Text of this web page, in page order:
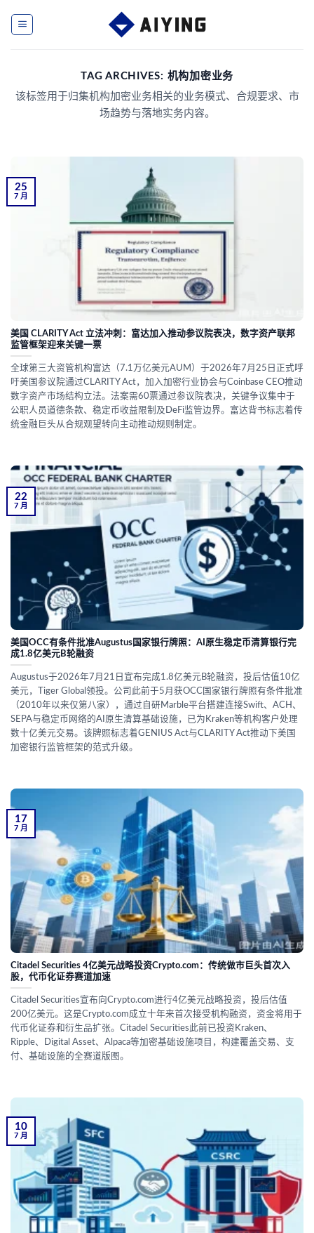
TAG ARCHIVES: 机构加密业务
该标签用于归集机构加密业务相关的业务模式、合规要求、市
场趋势与落地实务内容。
美国 CLARITY Act 立法冲刺：富达加入推动参议院表决，数字资产联邦
监管框架迎来关键一票
全球第三大资管机构富达（7.1万亿美元AUM）于2026年7月25日正式呼
吁美国参议院通过CLARITY Act，加入加密行业协会与Coinbase CEO推动
数字资产市场结构立法。法案需60票通过参议院表决，关键争议集中于
公职人员道德条款、稳定币收益限制及DeFi监管边界。富达背书标志着传
统金融巨头从合规观望转向主动推动规则制定。
25
7 月
美国OCC有条件批准Augustus国家银行牌照：AI原生稳定币清算银行完
成1.8亿美元B轮融资
Augustus于2026年7月21日宣布完成1.8亿美元B轮融资，投后估值10亿
美元，Tiger Global领投。公司此前于5月获OCC国家银行牌照有条件批准
（2010年以来仅第八家），通过自研Marble平台搭建连接Swift、ACH、
SEPA与稳定币网络的AI原生清算基础设施，已为Kraken等机构客户处理
数十亿美元交易。该牌照标志着GENIUS Act与CLARITY Act推动下美国
加密银行监管框架的范式升级。
22
7 月
Citadel Securities 4亿美元战略投资Crypto.com：传统做市巨头首次入
股，代币化证券赛道加速
Citadel Securities宣布向Crypto.com进行4亿美元战略投资，投后估值
200亿美元。这是Crypto.com成立十年来首次接受机构融资，资金将用于
代币化证券和衍生品扩张。Citadel Securities此前已投资Kraken、
Ripple、Digital Asset、Alpaca等加密基础设施项目，构建覆盖交易、支
付、基础设施的全赛道版图。
17
7 月
10
7 月